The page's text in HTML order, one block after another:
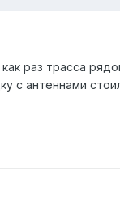
раз трасса
с антеннами